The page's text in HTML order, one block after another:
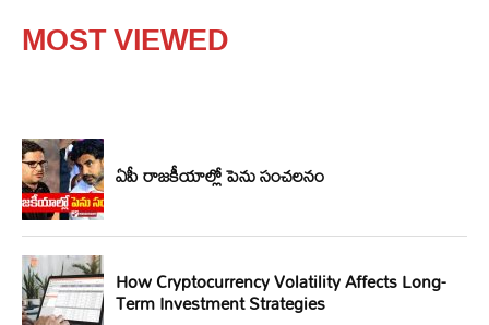
MOST VIEWED